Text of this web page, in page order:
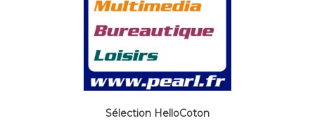
Sélection HelloCoton